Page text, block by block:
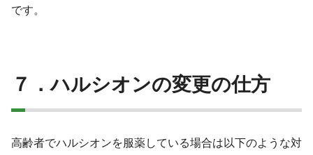
です。
７．ハルシオンの変更の仕方
高齢者でハルシオンを服薬している場合は以下のような対